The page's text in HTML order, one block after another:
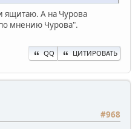
ящитаю. А на Чурова
мнению Чурова".
QQ ЦИТИРОВАТЬ
#968